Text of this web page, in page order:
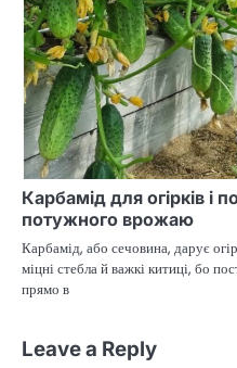
Карбамід для огірків і
потужного врожаю
Карбамід, або сечовина, дарує
міцні стебла й важкі китиці, бо
прямо в
Leave a Reply